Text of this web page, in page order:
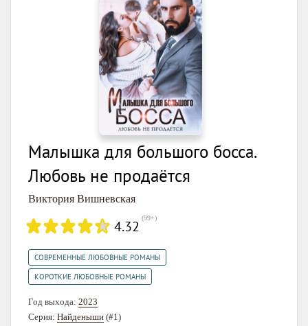
Малышка для большого босса.
Любовь не продаётся
Виктория Вишневская
4.32 (99+)
СОВРЕМЕННЫЕ ЛЮБОВНЫЕ РОМАНЫ
КОРОТКИЕ ЛЮБОВНЫЕ РОМАНЫ
Год выхода: 2023
Серия: Найденыши (#1)